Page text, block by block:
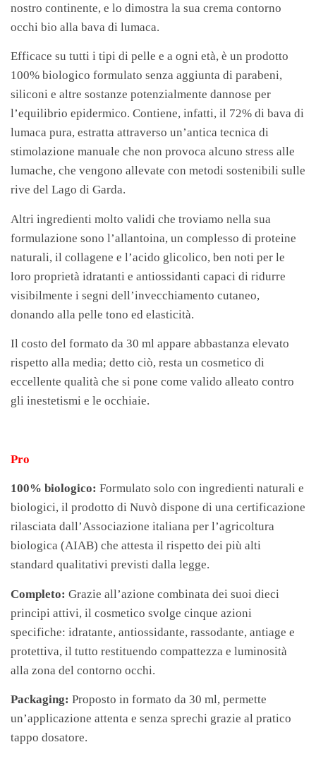
nostro continente, e lo dimostra la sua crema contorno
occhi bio alla bava di lumaca.
Efficace su tutti i tipi di pelle e a ogni età, è un prodotto
100% biologico formulato senza aggiunta di parabeni,
siliconi e altre sostanze potenzialmente dannose per
l’equilibrio epidermico. Contiene, infatti, il 72% di bava di
lumaca pura, estratta attraverso un’antica tecnica di
stimolazione manuale che non provoca alcuno stress alle
lumache, che vengono allevate con metodi sostenibili sulle
rive del Lago di Garda.
Altri ingredienti molto validi che troviamo nella sua
formulazione sono l’allantoina, un complesso di proteine
naturali, il collagene e l’acido glicolico, ben noti per le
loro proprietà idratanti e antiossidanti capaci di ridurre
visibilmente i segni dell’invecchiamento cutaneo,
donando alla pelle tono ed elasticità.
Il costo del formato da 30 ml appare abbastanza elevato
rispetto alla media; detto ciò, resta un cosmetico di
eccellente qualità che si pone come valido alleato contro
gli inestetismi e le occhiaie.
Pro
100% biologico: Formulato solo con ingredienti naturali e
biologici, il prodotto di Nuvò dispone di una certificazione
rilasciata dall’Associazione italiana per l’agricoltura
biologica (AIAB) che attesta il rispetto dei più alti
standard qualitativi previsti dalla legge.
Completo: Grazie all’azione combinata dei suoi dieci
principi attivi, il cosmetico svolge cinque azioni
specifiche: idratante, antiossidante, rassodante, antiage e
protettiva, il tutto restituendo compattezza e luminosità
alla zona del contorno occhi.
Packaging: Proposto in formato da 30 ml, permette
un’applicazione attenta e senza sprechi grazie al pratico
tappo dosatore.